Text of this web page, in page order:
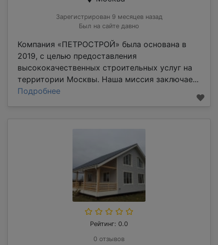
Зарегистрирован 9 месяцев назад
Был на сайте давно
Компания «ПЕТРОСТРОЙ» была основана в
2019, с целью предоставления
высококачественных строительных услуг на
территории Москвы. Наша миссия заключае...
Подробнее
Рейтинг: 0.0
0 отзывов